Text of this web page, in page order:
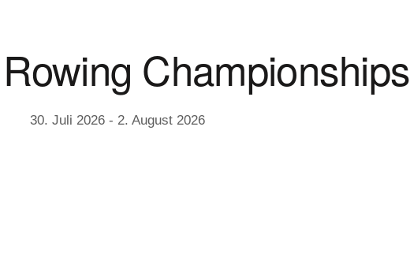
Championships
30. Juli 2026 - 2. August 2026